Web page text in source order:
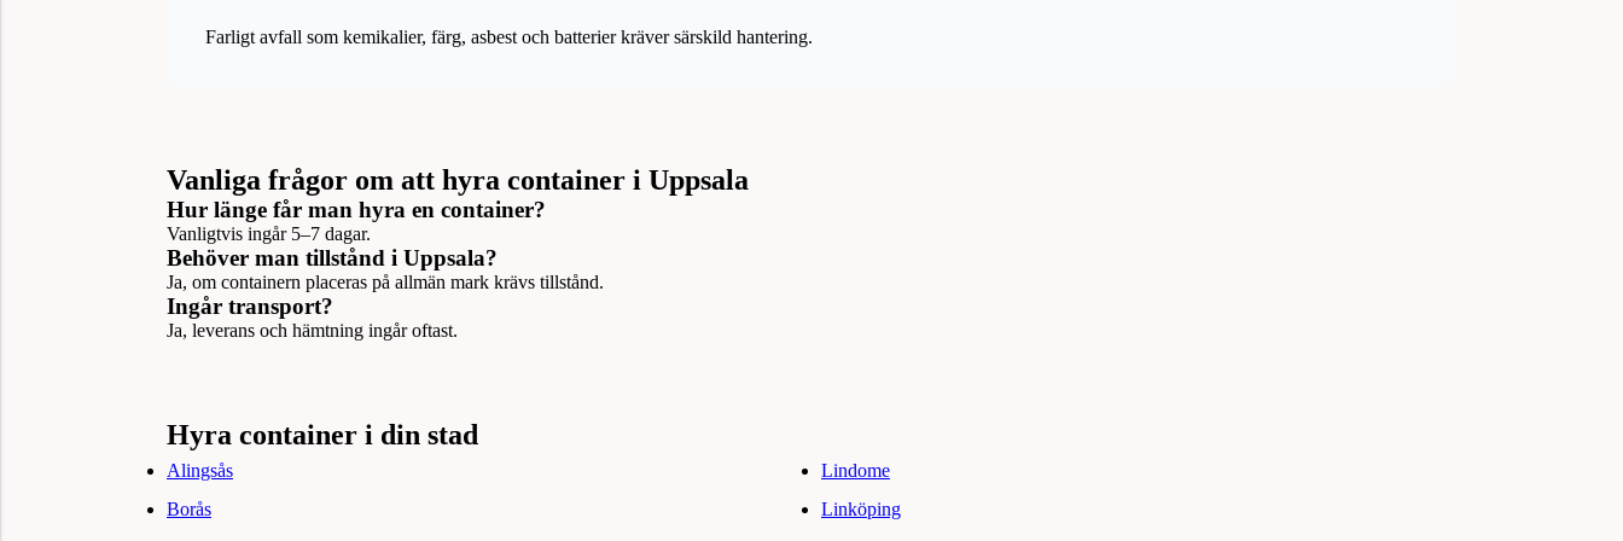
Farligt avfall som kemikalier, färg, asbest och batterier kräver särskild hantering.
Vanliga frågor om att hyra container i Uppsala
Hur länge får man hyra en container?
Vanligtvis ingår 5–7 dagar.
Behöver man tillstånd i Uppsala?
Ja, om containern placeras på allmän mark krävs tillstånd.
Ingår transport?
Ja, leverans och hämtning ingår oftast.
Hyra container i din stad
Alingsås
Borås
Lindome
Linköping